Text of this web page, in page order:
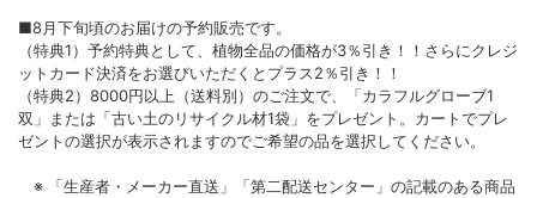
■8月下旬頃のお届けの予約販売です。
（特典1）予約特典として、植物全品の価格が3％引き！！さらにクレジ
ットカード決済をお選びいただくとプラス2％引き！！
（特典2）8000円以上（送料別）のご注文で、「カラフルグローブ1
双」または「古い土のリサイクル材1袋」をプレゼント。カートでプレ
ゼントの選択が表示されますのでご希望の品を選択してください。
※ 「生産者・メーカー直送」「第二配送センター」の記載のある商品